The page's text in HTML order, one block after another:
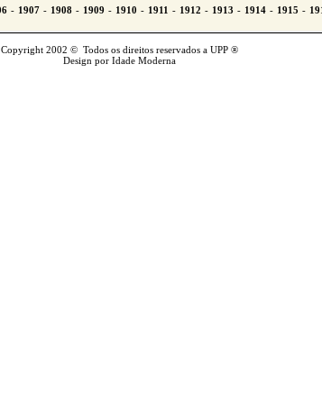
Copyright 2002 © Todos os direitos reservados a UPP ®
Design por Idade Moderna